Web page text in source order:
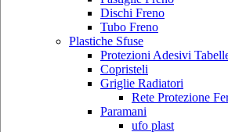
Dischi Freno
Tubo Freno
Plastiche Sfuse
Protezioni Adesivi
Copristeli
Griglie Radiatori
Rete Protezione
Paramani
ufo plast